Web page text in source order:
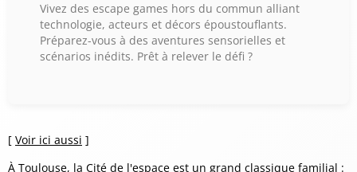
Vivez des escape games hors du commun alliant
technologie, acteurs et décors époustouflants.
Préparez-vous à des aventures sensorielles et
scénarios inédits. Prêt à relever le défi ?
[ Voir ici aussi ]
À Toulouse, la Cité de l'espace est un grand classique familial :